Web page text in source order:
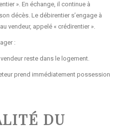
». En échange, il continue à
décès. Le débirentier s’engage à
vendeur, appelé « crédirentier ».
:
vendeur reste dans le logement.
prend immédiatement possession
DU